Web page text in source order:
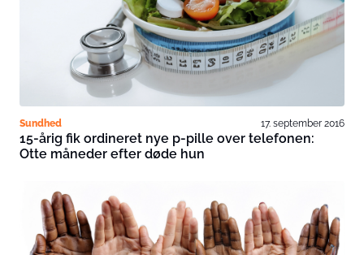
Sundhed 17. september 2016
15-årig fik ordineret nye p-pille over telefonen:
Otte måneder efter døde hun